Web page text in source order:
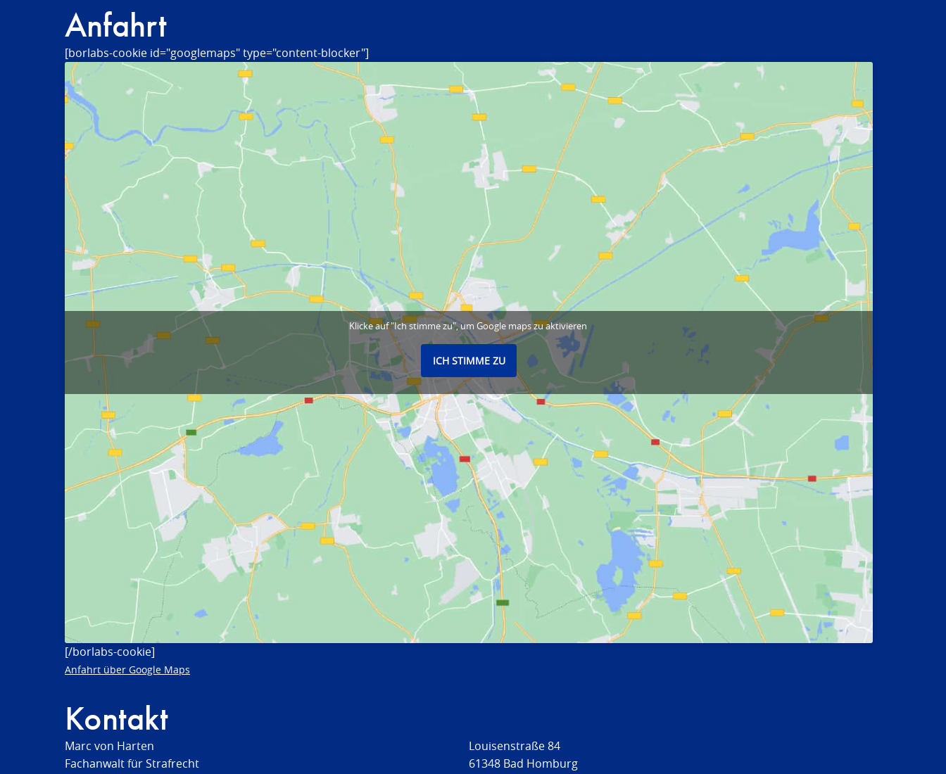
Anfahrt
[borlabs-cookie id="googlemaps" type="content-blocker"]
Klicke auf "Ich stimme zu", um Google maps zu aktivieren
ICH STIMME ZU
[/borlabs-cookie]
Anfahrt über Google Maps
Kontakt
Marc von Harten
Fachanwalt für Strafrecht
Louisenstraße 84
61348 Bad Homburg